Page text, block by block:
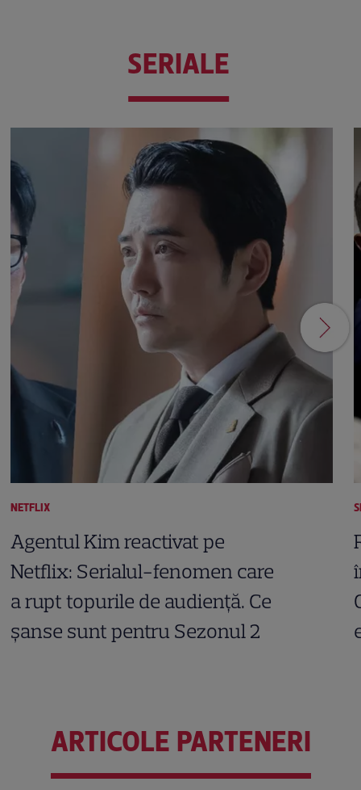
SERIALE
NETFLIX
Agentul Kim reactivat pe
Netflix: Serialul-fenomen care
a rupt topurile de audiență. Ce
șanse sunt pentru Sezonul 2
ARTICOLE PARTENERI